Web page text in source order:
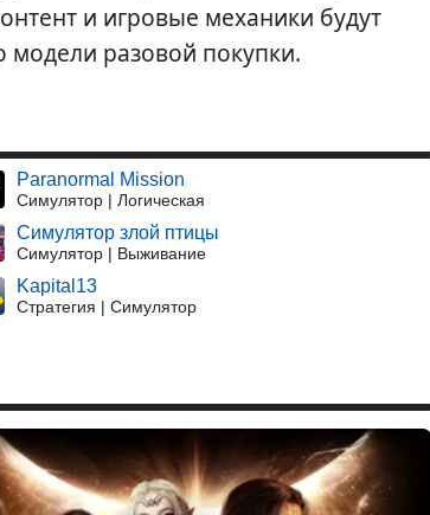
и игровые механики будут
модели разовой покупки.
Paranormal Mission
Симулятор | Логическая
Симулятор злой птицы
Симулятор | Выживание
Kapital13
Стратегия | Симулятор